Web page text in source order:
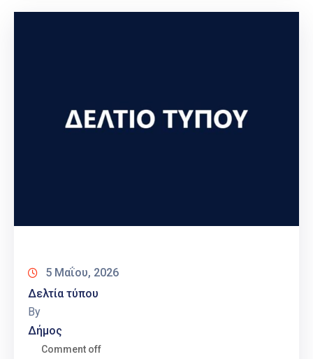
5 Μαΐου, 2026
Δελτία τύπου
By
Δήμος
Comment off